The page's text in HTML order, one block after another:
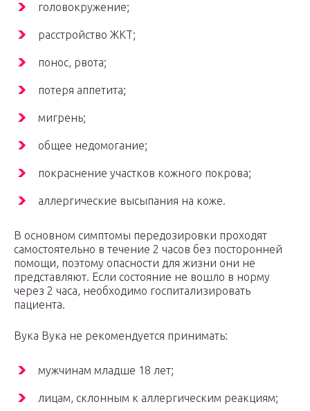
головокружение;
расстройство ЖКТ;
понос, рвота;
потеря аппетита;
мигрень;
общее недомогание;
покраснение участков кожного покрова;
аллергические высыпания на коже.
В основном симптомы передозировки проходят
самостоятельно в течение 2 часов без посторонней
помощи, поэтому опасности для жизни они не
представляют. Если состояние не вошло в норму
через 2 часа, необходимо госпитализировать
пациента.
Вука Вука не рекомендуется принимать:
мужчинам младше 18 лет;
лицам, склонным к аллергическим реакциям;